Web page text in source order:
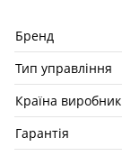
Бренд
Тип управління
Країна виробник
Гарантія